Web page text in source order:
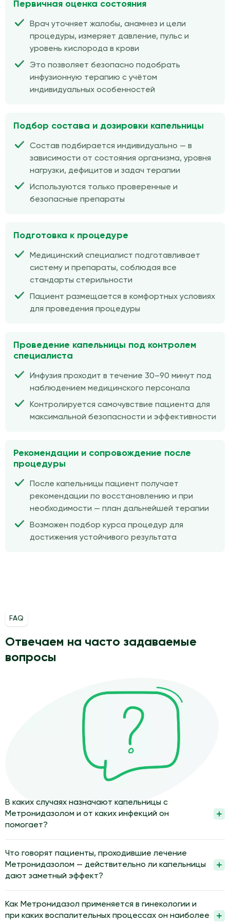
Первичная оценка состояния
Врач уточняет жалобы, анамнез и цели
процедуры, измеряет давление, пульс и
уровень кислорода в крови
Это позволяет безопасно подобрать
инфузионную терапию с учётом
индивидуальных особенностей
Подбор состава и дозировки капельницы
Состав подбирается индивидуально — в
зависимости от состояния организма, уровня
нагрузки, дефицитов и задач терапии
Используются только проверенные и
безопасные препараты
Подготовка к процедуре
Медицинский специалист подготавливает
систему и препараты, соблюдая все
стандарты стерильности
Пациент размещается в комфортных условиях
для проведения процедуры
Проведение капельницы под контролем
специалиста
Инфузия проходит в течение 30–90 минут под
наблюдением медицинского персонала
Контролируется самочувствие пациента для
максимальной безопасности и эффективности
Рекомендации и сопровождение после
процедуры
После капельницы пациент получает
рекомендации по восстановлению и при
необходимости — план дальнейшей терапии
Возможен подбор курса процедур для
достижения устойчивого результата
FAQ
Отвечаем на часто задаваемые
вопросы
В каких случаях назначают капельницы с
Метронидазолом и от каких инфекций он
помогает?
анаэробных и протозойных инфекциях, когда требуется
системное воздействие препарата. Их используют при
воспалениях органов брюшной полости, малого таза, кожи и
помогает быстрее создать терапевтическую концентрацию
в крови и очаге инфекции.
Что говорят пациенты, проходившие лечение
Метронидазолом — действительно ли капельницы
дают заметный эффект?
симптомов интоксикации после курса капельниц с
Метронидазолом. Такое улучшение связано с подавлением
Как Метронидазол применяется в гинекологии и
при каких воспалительных процессах он наиболее